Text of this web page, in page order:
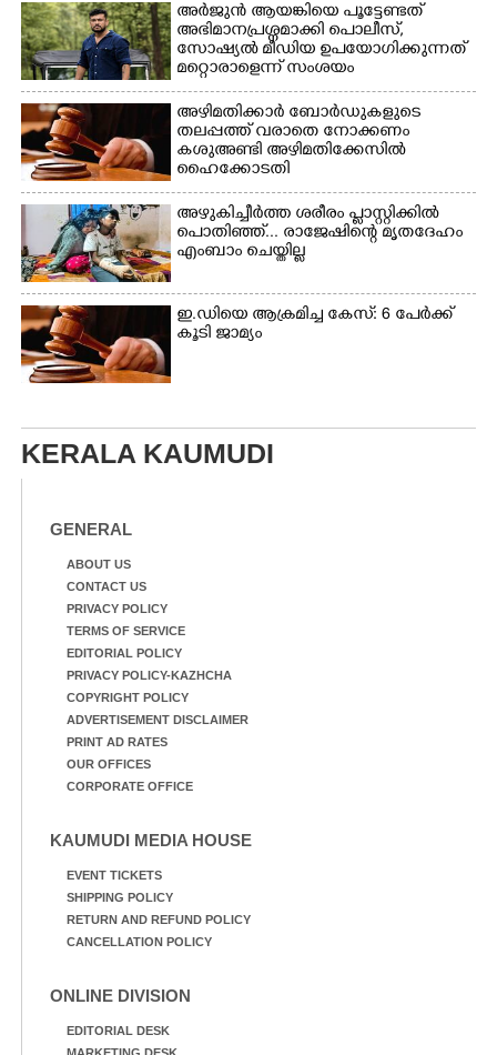
അർജുൻ ആയങ്കിയെ പൂട്ടേണ്ടത്
അഭിമാനപ്രശ്നമാക്കി പൊലീസ്,
സാേഷ്യൽ മീഡിയ ഉപയോഗിക്കുന്നത്
മറ്റൊരാളെന്ന് സംശയം
അഴിമതിക്കാർ ബോർഡുകളുടെ
തലപ്പത്ത് വരാതെ നോക്കണം
കശുഅണ്ടി അഴിമതിക്കേസിൽ
ഹൈക്കോടതി
അഴുകിച്ചീർത്ത ശരീരം പ്ളാസ്റ്റിക്കിൽ
പൊതിഞ്ഞ്... രാജേഷിന്റെ മൃതദേഹം
എംബാം ചെയ്തില്ല
ഇ.ഡിയെ ആക്രമിച്ച കേസ്: 6 പേർക്ക്
കൂടി ജാമ്യം
KERALA KAUMUDI
GENERAL
ABOUT US
CONTACT US
PRIVACY POLICY
TERMS OF SERVICE
EDITORIAL POLICY
PRIVACY POLICY-KAZHCHA
COPYRIGHT POLICY
ADVERTISEMENT DISCLAIMER
PRINT AD RATES
OUR OFFICES
CORPORATE OFFICE
KAUMUDI MEDIA HOUSE
EVENT TICKETS
SHIPPING POLICY
RETURN AND REFUND POLICY
CANCELLATION POLICY
ONLINE DIVISION
EDITORIAL DESK